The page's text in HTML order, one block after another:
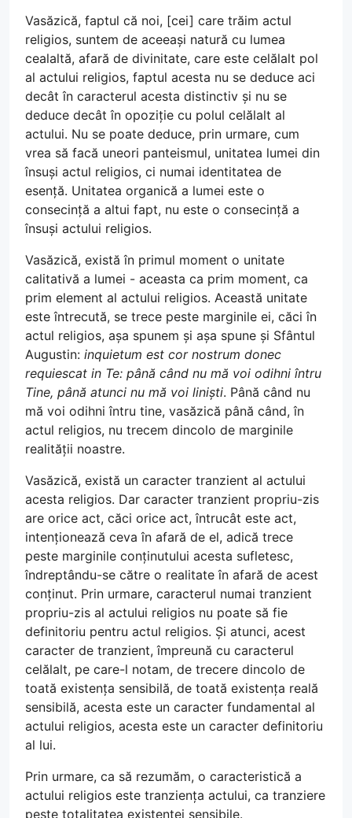
Vasăzică, faptul că noi, [cei] care trăim actul
religios, suntem de aceeași natură cu lumea
cealaltă, afară de divinitate, care este celălalt pol
al actului religios, faptul acesta nu se deduce aci
decât în caracterul acesta distinctiv și nu se
deduce decât în opoziție cu polul celălalt al
actului. Nu se poate deduce, prin urmare, cum
vrea să facă uneori panteismul, unitatea lumei din
însuși actul religios, ci numai identitatea de
esență. Unitatea organică a lumei este o
consecință a altui fapt, nu este o consecință a
însuși actului religios.
Vasăzică, există în primul moment o unitate
calitativă a lumei - aceasta ca prim moment, ca
prim element al actului religios. Această unitate
este întrecută, se trece peste marginile ei, căci în
actul religios, așa spunem și așa spune și Sfântul
Augustin: inquietum est cor nostrum donec
requiescat in Te: până când nu mă voi odihni întru
Tine, până atunci nu mă voi liniști. Până când nu
mă voi odihni întru tine, vasăzică până când, în
actul religios, nu trecem dincolo de marginile
realității noastre.
Vasăzică, există un caracter tranzient al actului
acesta religios. Dar caracter tranzient propriu-zis
are orice act, căci orice act, întrucât este act,
intenționează ceva în afară de el, adică trece
peste marginile conținutului acesta sufletesc,
îndreptându-se către o realitate în afară de acest
conținut. Prin urmare, caracterul numai tranzient
propriu-zis al actului religios nu poate să fie
definitoriu pentru actul religios. Și atunci, acest
caracter de tranzient, împreună cu caracterul
celălalt, pe care-l notam, de trecere dincolo de
toată existența sensibilă, de toată existența reală
sensibilă, acesta este un caracter fundamental al
actului religios, acesta este un caracter definitoriu
al lui.
Prin urmare, ca să rezumăm, o caracteristică a
actului religios este tranziența actului, ca tranziere
peste totalitatea existenței sensibile.